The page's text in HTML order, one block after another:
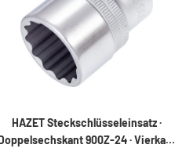
HAZET Steckschlüsseleinsatz ·
900Z-24 · Vierkant